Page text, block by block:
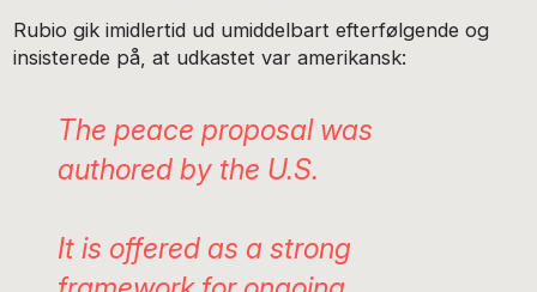
Rubio gik imidlertid ud umiddelbart efterfølgende og
insisterede på, at udkastet var amerikansk:
The peace proposal was
authored by the U.S.
It is offered as a strong